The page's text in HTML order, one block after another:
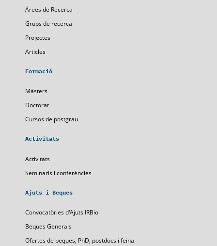
Árees de Recerca
Grups de recerca
Projectes
Articles
Formació
Màsters
Doctorat
Cursos de postgrau
Activitats
Activitats
Seminaris i conferències
Ajuts i Beques
Convocatòries d'Ajuts IRBio
Beques Generals
Ofertes de beques, PhD, postdocs i feina